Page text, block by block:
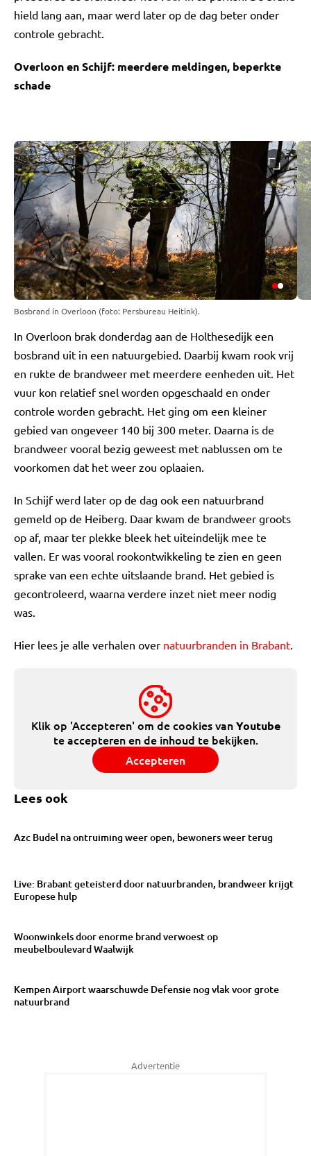
hield lang aan, maar werd later op de dag beter onder
controle gebracht.
Overloon en Schijf: meerdere meldingen, beperkte
schade
Bosbrand in Overloon (foto: Persbureau Heitink).
In Overloon brak donderdag aan de Holthesedijk een
bosbrand uit in een natuurgebied. Daarbij kwam rook vrij
en rukte de brandweer met meerdere eenheden uit. Het
vuur kon relatief snel worden opgeschaald en onder
controle worden gebracht. Het ging om een kleiner
gebied van ongeveer 140 bij 300 meter. Daarna is de
brandweer vooral bezig geweest met nablussen om te
voorkomen dat het weer zou oplaaien.
In Schijf werd later op de dag ook een natuurbrand
gemeld op de Heiberg. Daar kwam de brandweer groots
op af, maar ter plekke bleek het uiteindelijk mee te
vallen. Er was vooral rookontwikkeling te zien en geen
sprake van een echte uitslaande brand. Het gebied is
gecontroleerd, waarna verdere inzet niet meer nodig
was.
Hier lees je alle verhalen over natuurbranden in Brabant.
Klik op 'Accepteren' om de cookies vanYoutube
te accepteren en de inhoud te bekijken.
Accepteren
Lees ook
Azc Budel na ontruiming weer open, bewoners weer terug
Live: Brabant geteisterd door natuurbranden, brandweer krijgt
Europese hulp
Woonwinkels door enorme brand verwoest op
meubelboulevard Waalwijk
Kempen Airport waarschuwde Defensie nog vlak voor grote
natuurbrand
Advertentie